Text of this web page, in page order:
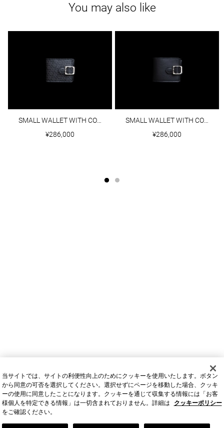
You may also like
¥286,000
¥286,000
当サイトでは、サイトの利便性向上のためにクッキーを使用いたします。ボタン
から同意の可否を選択してください。選択せずにページを移動した場合、クッキ
ーの使用に同意したことになります。クッキーを通じて収集する情報には「お客
様個人を特定できる情報」は一切含まれておりません。詳細は
クッキーポリシー
をご確認ください。